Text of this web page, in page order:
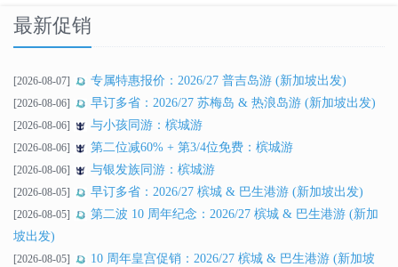
最新促销
[2026-08-07] 专属特惠报价：2026/27 普吉岛游 (新加坡出发)
[2026-08-06] 早订多省：2026/27 苏梅岛 & 热浪岛游 (新加坡出发)
[2026-08-06] 与小孩同游：槟城游
[2026-08-06] 第二位减60% + 第3/4位免费：槟城游
[2026-08-06] 与银发族同游：槟城游
[2026-08-05] 早订多省：2026/27 槟城 & 巴生港游 (新加坡出发)
[2026-08-05]
第二波 10 周年纪念：2026/27 槟城 & 巴生港游 (新加
坡出发)
[2026-08-05]
10 周年皇宫促销：2026/27 槟城 & 巴生港游 (新加坡